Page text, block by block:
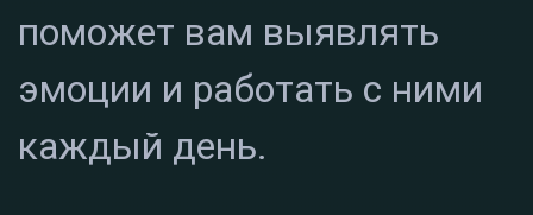
поможет вам выявлять
эмоции и работать с ними
каждый день.